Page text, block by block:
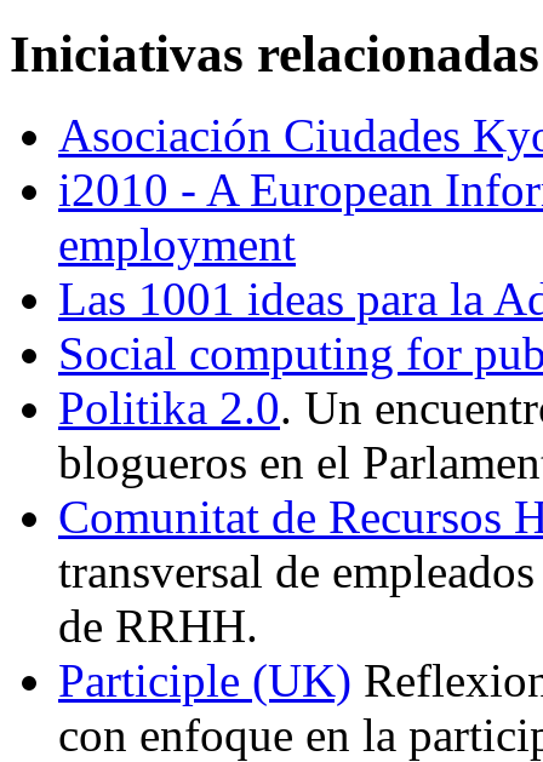
Iniciativas relacionadas
Asociación Ciudades
i2010 - A European
employment
Las 1001 ideas para la
Social computing for
Politika 2.0. Un
blogueros en el
Comunitat de Recursos
transversal de
de RRHH.
Participle (UK)
con enfoque en la